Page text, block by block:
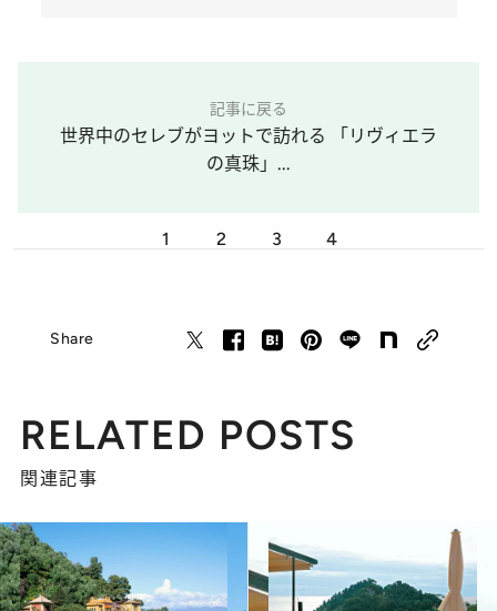
記事に戻る
世界中のセレブがヨットで訪れる 「リヴィエラ
の真珠」...
1 2 3 4
Share
RELATED POSTS
関連記事